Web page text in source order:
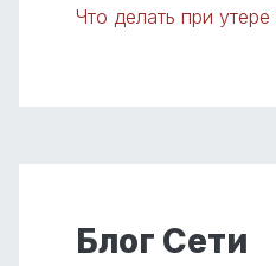
Что делать при
Блог Сети